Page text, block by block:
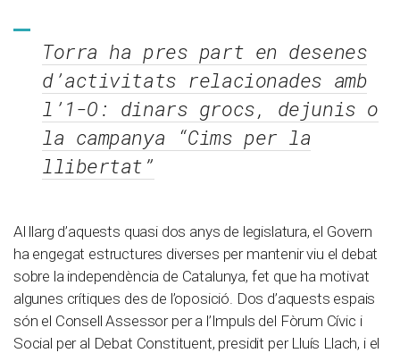
Torra ha pres part en desenes
d’activitats relacionades amb
l’1-O: dinars grocs, dejunis o
la campanya “Cims per la
llibertat”
Al llarg d’aquests quasi dos anys de legislatura, el Govern
ha engegat estructures diverses per mantenir viu el debat
sobre la independència de Catalunya, fet que ha motivat
algunes crítiques des de l’oposició. Dos d’aquests espais
són el Consell Assessor per a l’Impuls del Fòrum Cívic i
Social per al Debat Constituent, presidit per Lluís Llach, i el